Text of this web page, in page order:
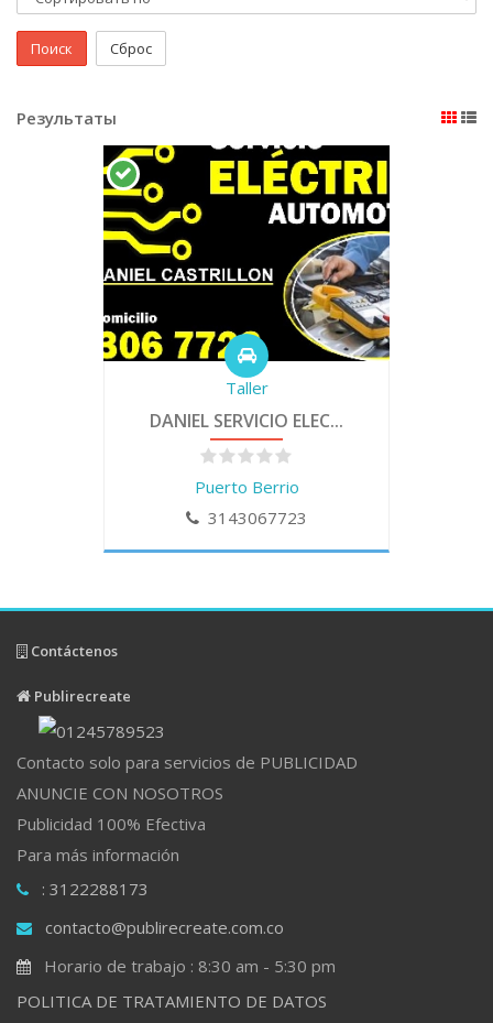
Поиск Сброс
Результаты
Taller
DANIEL SERVICIO ELEC...
Puerto Berrio
3143067723
Contáctenos
Publirecreate
Contacto solo para servicios de PUBLICIDAD
ANUNCIE CON NOSOTROS
Publicidad 100% Efectiva
Para más información
: 3122288173
contacto@publirecreate.com.co
Horario de trabajo : 8:30 am - 5:30 pm
POLITICA DE TRATAMIENTO DE DATOS